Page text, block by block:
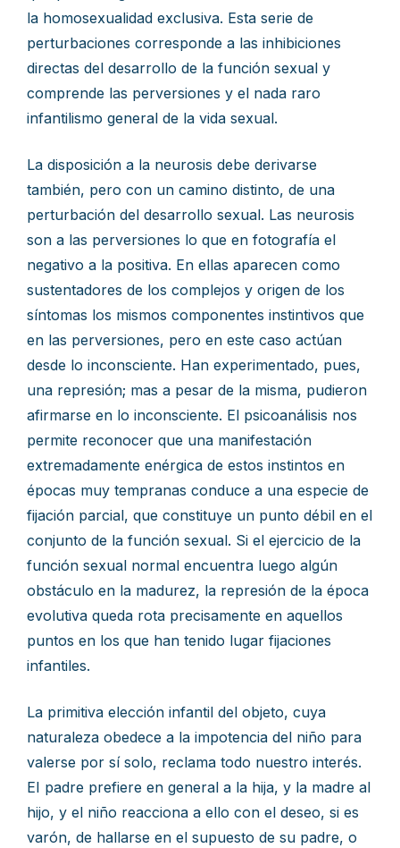
la homosexualidad exclusiva. Esta serie de
perturbaciones corresponde a las inhibiciones
directas del desarrollo de la función sexual y
comprende las perversiones y el nada raro
infantilismo general de la vida sexual.
La disposición a la neurosis debe derivarse
también, pero con un camino distinto, de una
perturbación del desarrollo sexual. Las neurosis
son a las perversiones lo que en fotografía el
negativo a la positiva. En ellas aparecen como
sustentadores de los complejos y origen de los
síntomas los mismos componentes instintivos que
en las perversiones, pero en este caso actúan
desde lo inconsciente. Han experimentado, pues,
una represión; mas a pesar de la misma, pudieron
afirmarse en lo inconsciente. El psicoanálisis nos
permite reconocer que una manifestación
extremadamente enérgica de estos instintos en
épocas muy tempranas conduce a una especie de
fijación parcial, que constituye un punto débil en el
conjunto de la función sexual. Si el ejercicio de la
función sexual normal encuentra luego algún
obstáculo en la madurez, la represión de la época
evolutiva queda rota precisamente en aquellos
puntos en los que han tenido lugar fijaciones
infantiles.
La primitiva elección infantil del objeto, cuya
naturaleza obedece a la impotencia del niño para
valerse por sí solo, reclama todo nuestro interés.
EI padre prefiere en general a la hija, y la madre al
hijo, y el niño reacciona a ello con el deseo, si es
varón, de hallarse en el supuesto de su padre, o